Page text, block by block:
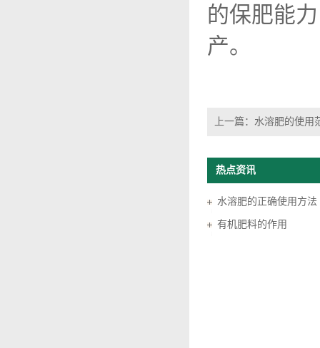
的保肥能
产。
上一篇： 水溶肥的使用
热点资讯
水溶肥的正确使用方法
有机肥料的作用